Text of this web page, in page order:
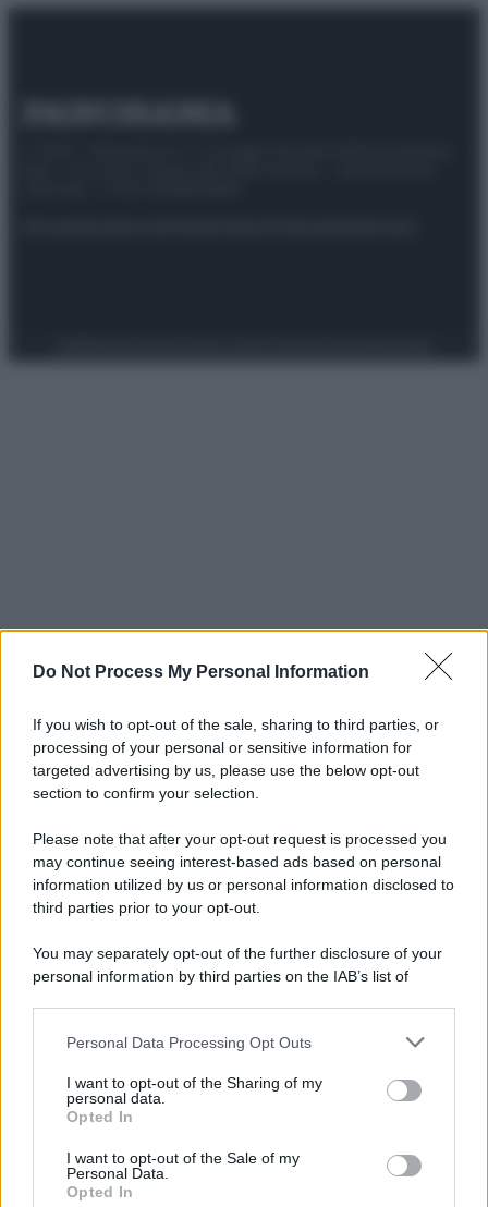
Do Not Process My Personal Information
If you wish to opt-out of the sale, sharing to third parties, or
processing of your personal or sensitive information for
targeted advertising by us, please use the below opt-out
section to confirm your selection.
Please note that after your opt-out request is processed you
may continue seeing interest-based ads based on personal
information utilized by us or personal information disclosed to
third parties prior to your opt-out.
You may separately opt-out of the further disclosure of your
personal information by third parties on the IAB’s list of
This information may also be disclosed by us to third parties
disclose it to other third parties.
Please note that this website/app uses one or more Google
services and may gather and store information including but
not limited to your visit or usage behaviour. You may click to
grant or deny consent to Google and its third-party tags to
Personal Data Processing Opt Outs
I want to opt-out of the Sharing of my
personal data.
Opted In
I want to opt-out of the Sale of my
Personal Data.
Opted In